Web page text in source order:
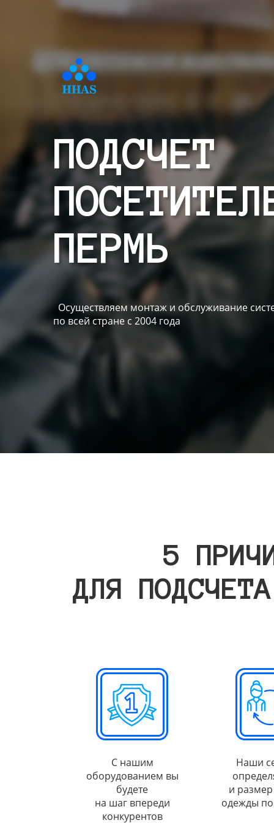
ПОДСЧЕТ
ПЕРМЬ
Осуществляем монтаж и обслуживание
по всей стране с 2004 года
5
ДЛЯ
С нашим
оборудованием вы
будете
на шаг впереди
конкурентов
Наши
и
одежды